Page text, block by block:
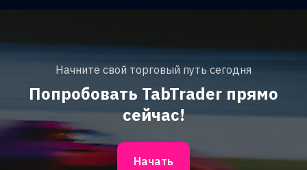
Начните свой торговый путь сегодня
Попробовать TabTrader прямо
сейчас!
Начать